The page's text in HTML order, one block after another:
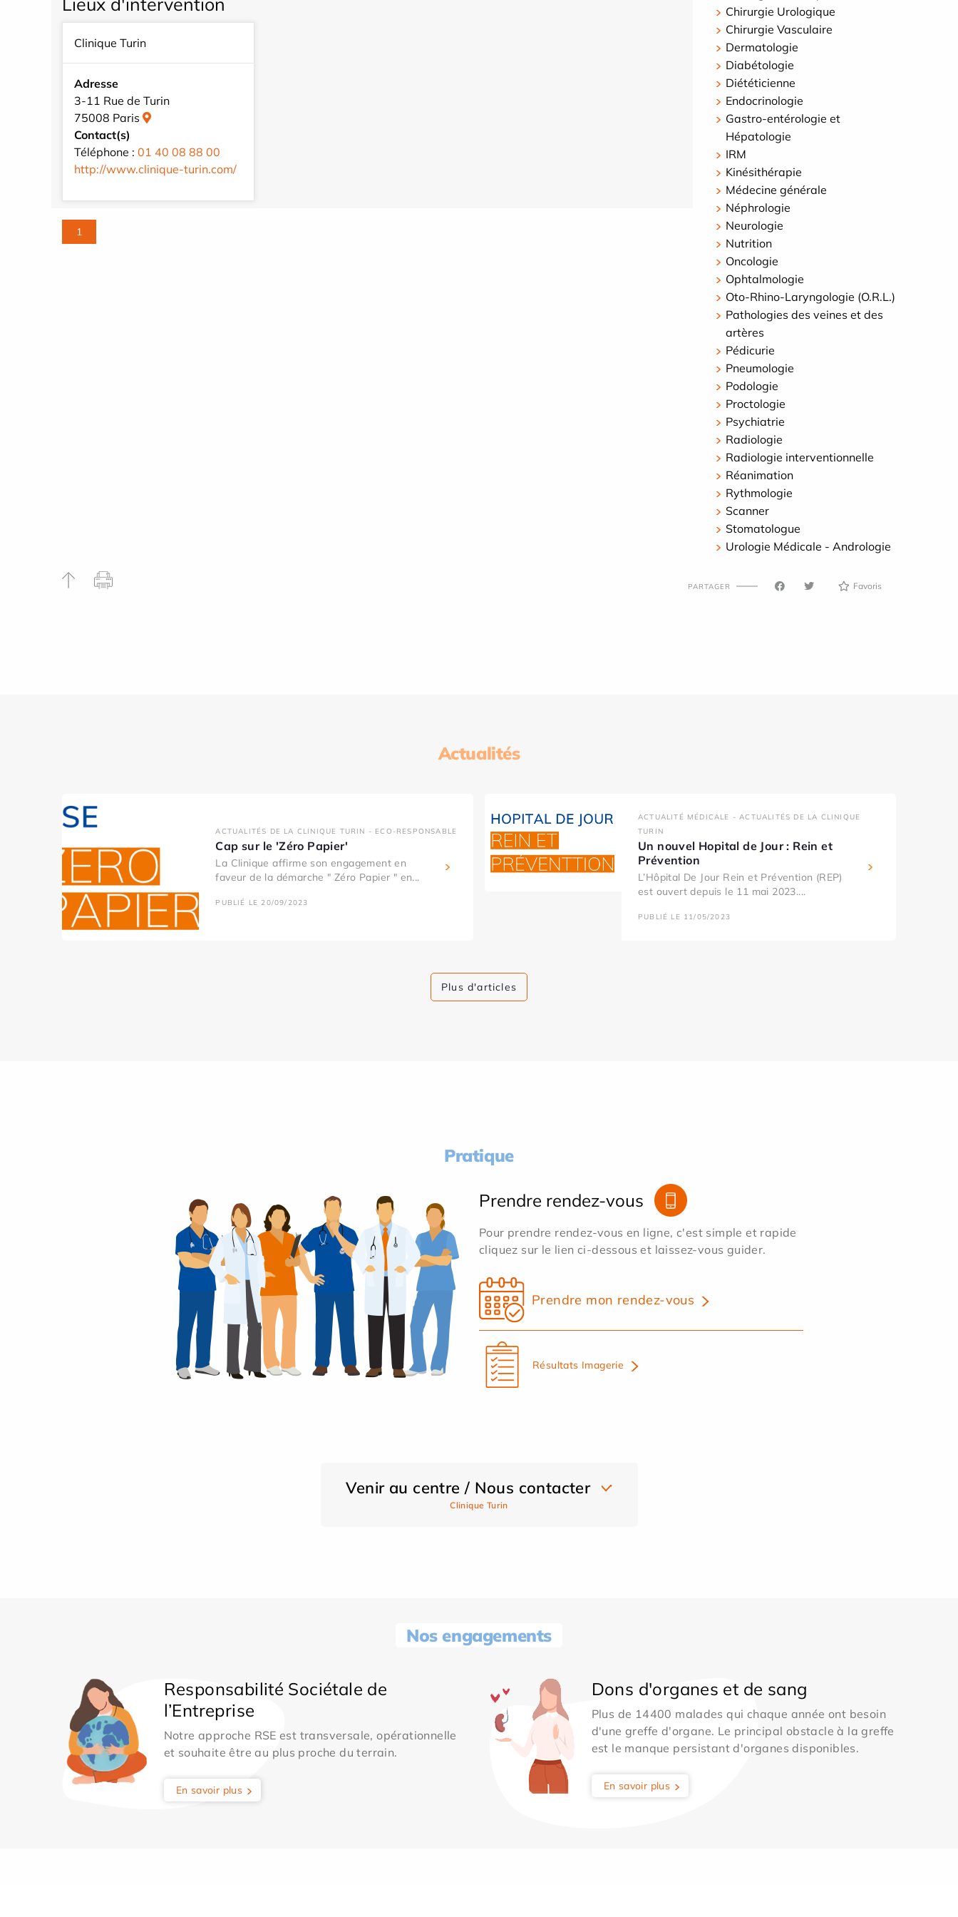
Clinique Turin
Adresse
3-11 Rue de Turin
75008 Paris
Contact(s)
Téléphone : 01 40 08 88 00
http://www.clinique-turin.com/
1
Chirurgie Urologique
Chirurgie Vasculaire
Dermatologie
Diabétologie
Diététicienne
Endocrinologie
Gastro-entérologie et
Hépatologie
IRM
Kinésithérapie
Médecine générale
Néphrologie
Neurologie
Nutrition
Oncologie
Ophtalmologie
Oto-Rhino-Laryngologie (O.R.L.)
Pathologies des veines et des
artères
Pédicurie
Pneumologie
Podologie
Proctologie
Psychiatrie
Radiologie
Radiologie interventionnelle
Réanimation
Rythmologie
Scanner
Stomatologue
Urologie Médicale - Andrologie
PARTAGER Favoris
Actualités
ACTUALITÉS DE LA CLINIQUE TURIN - ECO-RESPONSABLE
Cap sur le 'Zéro Papier'
La Clinique affirme son engagement en
faveur de la démarche " Zéro Papier " en...
PUBLIÉ LE 20/09/2023
ACTUALITÉ MÉDICALE - ACTUALITÉS DE LA CLINIQUE
TURIN
Un nouvel Hopital de Jour : Rein et
Prévention
L’Hôpital De Jour Rein et Prévention (REP)
est ouvert depuis le 11 mai 2023....
PUBLIÉ LE 11/05/2023
Plus d'articles
Pratique
Prendre rendez-vous
Pour prendre rendez-vous en ligne, c'est simple et rapide
cliquez sur le lien ci-dessous et laissez-vous guider.
Prendre mon rendez-vous
Résultats Imagerie
Venir au centre / Nous contacter
Clinique Turin
Nos engagements
Responsabilité Sociétale de
l’Entreprise
Notre approche RSE est transversale, opérationnelle
et souhaite être au plus proche du terrain.
En savoir plus
Dons d'organes et de sang
Plus de 14400 malades qui chaque année ont besoin
d'une greffe d'organe. Le principal obstacle à la greffe
est le manque persistant d'organes disponibles.
En savoir plus